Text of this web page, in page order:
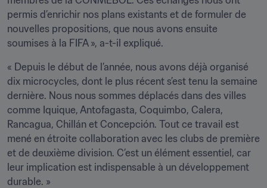
permis d’enrichir nos plans existants et de formuler de
nouvelles propositions, que nous avons ensuite
soumises à la FIFA », a-t-il expliqué.
« Depuis le début de l’année, nous avons déjà organisé
dix microcycles, dont le plus récent s’est tenu la semaine
dernière. Nous nous sommes déplacés dans des villes
comme Iquique, Antofagasta, Coquimbo, Calera,
Rancagua, Chillán et Concepción. Tout ce travail est
mené en étroite collaboration avec les clubs de première
et de deuxième division. C’est un élément essentiel, car
leur implication est indispensable à un développement
durable. »